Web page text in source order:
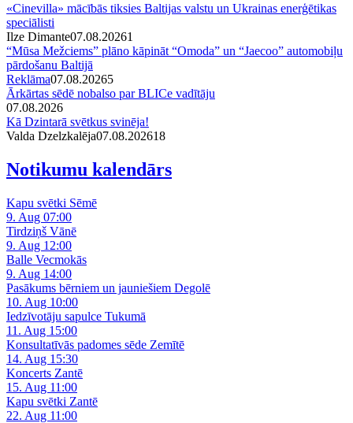
«Cinevilla» mācībās tiksies Baltijas valstu un Ukrainas enerģētikas
speciālisti
Ilze Dimante07.08.20261
“Mūsa Mežciems” plāno kāpināt “Omoda” un “Jaecoo” automobiļu
pārdošanu Baltijā
Reklāma07.08.20265
Ārkārtas sēdē nobalso par BLICe vadītāju
07.08.2026
Kā Dzintarā svētkus svinēja!
Valda Dzelzkalēja07.08.202618
Notikumu kalendārs
Kapu svētki Sēmē
9. Aug 07:00
Tirdziņš Vānē
9. Aug 12:00
Balle Vecmokās
9. Aug 14:00
Pasākums bērniem un jauniešiem Degolē
10. Aug 10:00
Iedzīvotāju sapulce Tukumā
11. Aug 15:00
Konsultatīvās padomes sēde Zemītē
14. Aug 15:30
Koncerts Zantē
15. Aug 11:00
Kapu svētki Zantē
22. Aug 11:00